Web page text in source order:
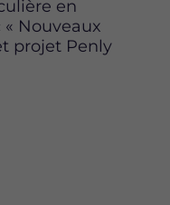
en
Nouveaux
projet Penly